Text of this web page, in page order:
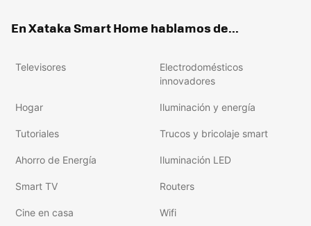
En Xataka Smart Home hablamos de...
Televisores
Electrodomésticos
innovadores
Hogar Iluminación y energía
Tutoriales Trucos y bricolaje smart
Ahorro de Energía Iluminación LED
Smart TV Routers
Cine en casa Wifi